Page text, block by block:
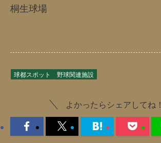
桐生球場
球都スポット 野球関連施設
よかったらシェアしてね！